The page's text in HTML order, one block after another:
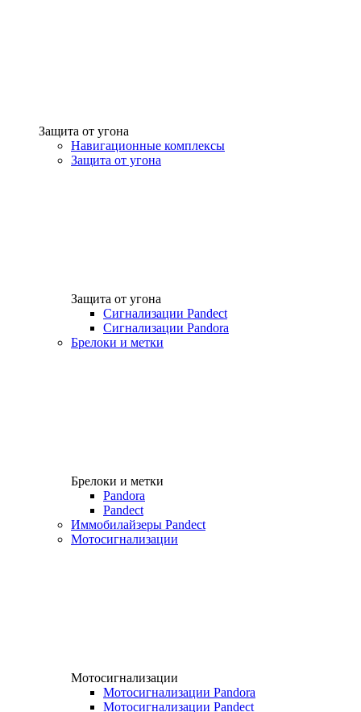
Защита от угона
Навигационные комплексы
Защита от угона
Защита от угона
Сигнализации Pandect
Сигнализации Pandora
Брелоки и метки
Брелоки и метки
Pandora
Pandect
Иммобилайзеры Pandect
Мотосигнализации
Мотосигнализации
Мотосигнализации Pandora
Мотосигнализации Pandect